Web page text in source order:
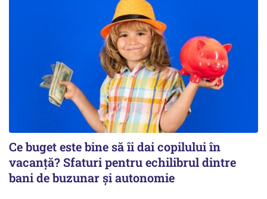
Ce buget este bine să îi dai copilului în
vacanță? Sfaturi pentru echilibrul dintre
bani de buzunar și autonomie